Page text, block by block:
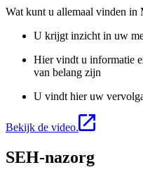
Wat kunt u allemaal vinden
U krijgt inzicht in uw
Hier vindt u informatie
van belang zijn
U vindt hier uw
Bekijk de video.
SEH-nazorg